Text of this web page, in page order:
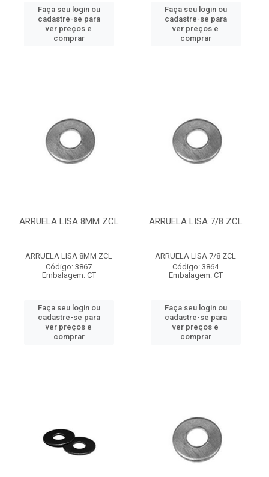
Faça seu login ou
cadastre-se para
ver preços e
comprar
Faça seu login ou
cadastre-se para
ver preços e
comprar
ARRUELA LISA 8MM ZCL
ARRUELA LISA 8MM ZCL
Código: 3867
Embalagem: CT
Faça seu login ou
cadastre-se para
ver preços e
comprar
ARRUELA LISA 7/8 ZCL
ARRUELA LISA 7/8 ZCL
Código: 3864
Embalagem: CT
Faça seu login ou
cadastre-se para
ver preços e
comprar